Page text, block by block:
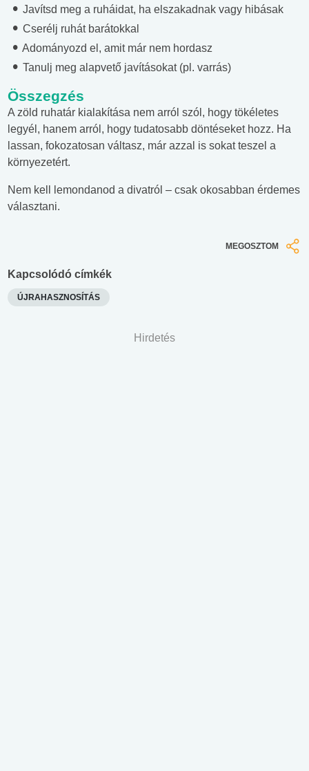
Javítsd meg a ruháidat, ha elszakadnak vagy hibásak
Cserélj ruhát barátokkal
Adományozd el, amit már nem hordasz
Tanulj meg alapvető javításokat (pl. varrás)
Összegzés
A zöld ruhatár kialakítása nem arról szól, hogy tökéletes
legyél, hanem arról, hogy tudatosabb döntéseket hozz. Ha
lassan, fokozatosan váltasz, már azzal is sokat teszel a
környezetért.
Nem kell lemondanod a divatról – csak okosabban érdemes
választani.
MEGOSZTOM
Kapcsolódó címkék
ÚJRAHASZNOSÍTÁS
Hirdetés